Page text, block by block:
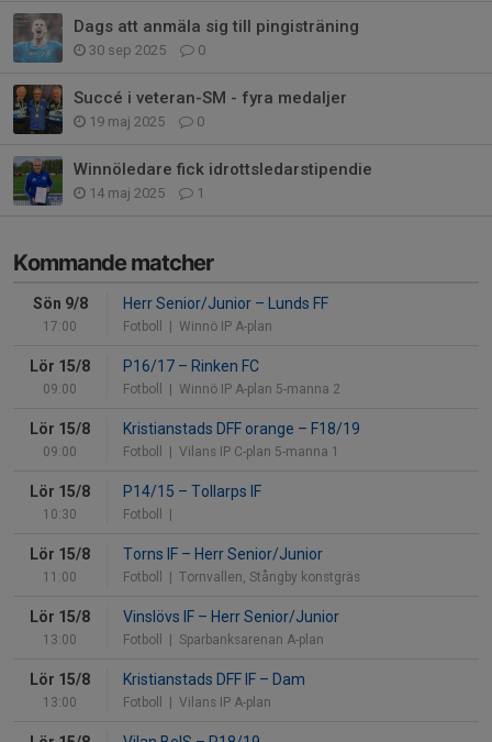
Dags att anmäla sig till pingisträning
30 sep 2025 0
Succé i veteran-SM - fyra medaljer
19 maj 2025 0
Winnöledare fick idrottsledarstipendie
14 maj 2025 1
Kommande matcher
Sön 9/8
17:00
Herr Senior/Junior – Lunds FF
Fotboll | Winnö IP A-plan
Lör 15/8
09:00
P16/17 – Rinken FC
Fotboll | Winnö IP A-plan 5-manna 2
Lör 15/8
09:00
Kristianstads DFF orange – F18/19
Fotboll | Vilans IP C-plan 5-manna 1
Lör 15/8
10:30
P14/15 – Tollarps IF
Fotboll
Lör 15/8
11:00
Torns IF – Herr Senior/Junior
Fotboll | Tornvallen, Stångby konstgräs
Lör 15/8
13:00
Vinslövs IF – Herr Senior/Junior
Fotboll | Sparbanksarenan A-plan
Lör 15/8
13:00
Kristianstads DFF IF – Dam
Fotboll | Vilans IP A-plan